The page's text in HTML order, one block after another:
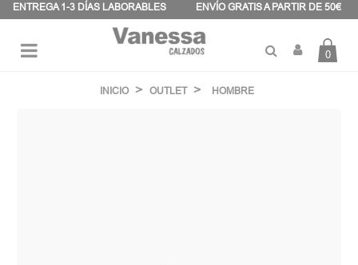
ENTREGA 1-3 DÍAS LABORABLES ENVÍO GRATIS A PARTIR DE 50€
0
INICIO OUTLET HOMBRE
Panel de gestión de cookies